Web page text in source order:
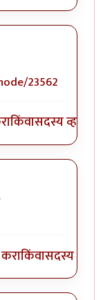
अप्पा जोगळेकर
23562
किंवासदस्य व्हा
किंवासदस्य व्हा